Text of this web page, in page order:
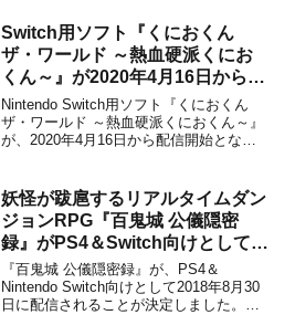
Switch用ソフト『くにおくん
ザ・ワールド ～熱血硬派くにお
くん～』が2020年4月16日から配
信開始！
Nintendo Switch用ソフト『くにおくん
ザ・ワールド ～熱血硬派くにおくん～』
が、2020年4月16日から配信開始となり
た「くにおくん ザ・ワールド クラシック
スコレクション」に収録さ...
妖怪が跋扈するリアルタイムダン
ジョンRPG『百鬼城 公儀隠密
録』がPS4＆Switch向けとして
2018年8月30日に配信決定！
『百鬼城 公儀隠密録』が、PS4＆
Nintendo Switch向けとして2018年8月30
日に配信されることが決定しました。販